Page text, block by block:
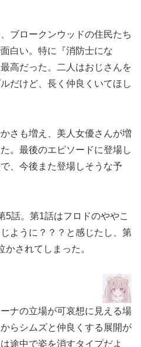
ブロークンウッドの住民たち
白い。特に『消防士にな
高だった。二人はおじさんを
だけど、長く仲良くいてほし
さも増え、美人女優さんが増
。最後のエピソードに登場し
、今後また登場しそうな予
5話。第1話はフロドのややこ
ように？？？と感じたし、第
されてしまった。
ナの立場が可哀想に見える場
らシムズと仲良くする展開が
途中で姿を消すタイプだよ